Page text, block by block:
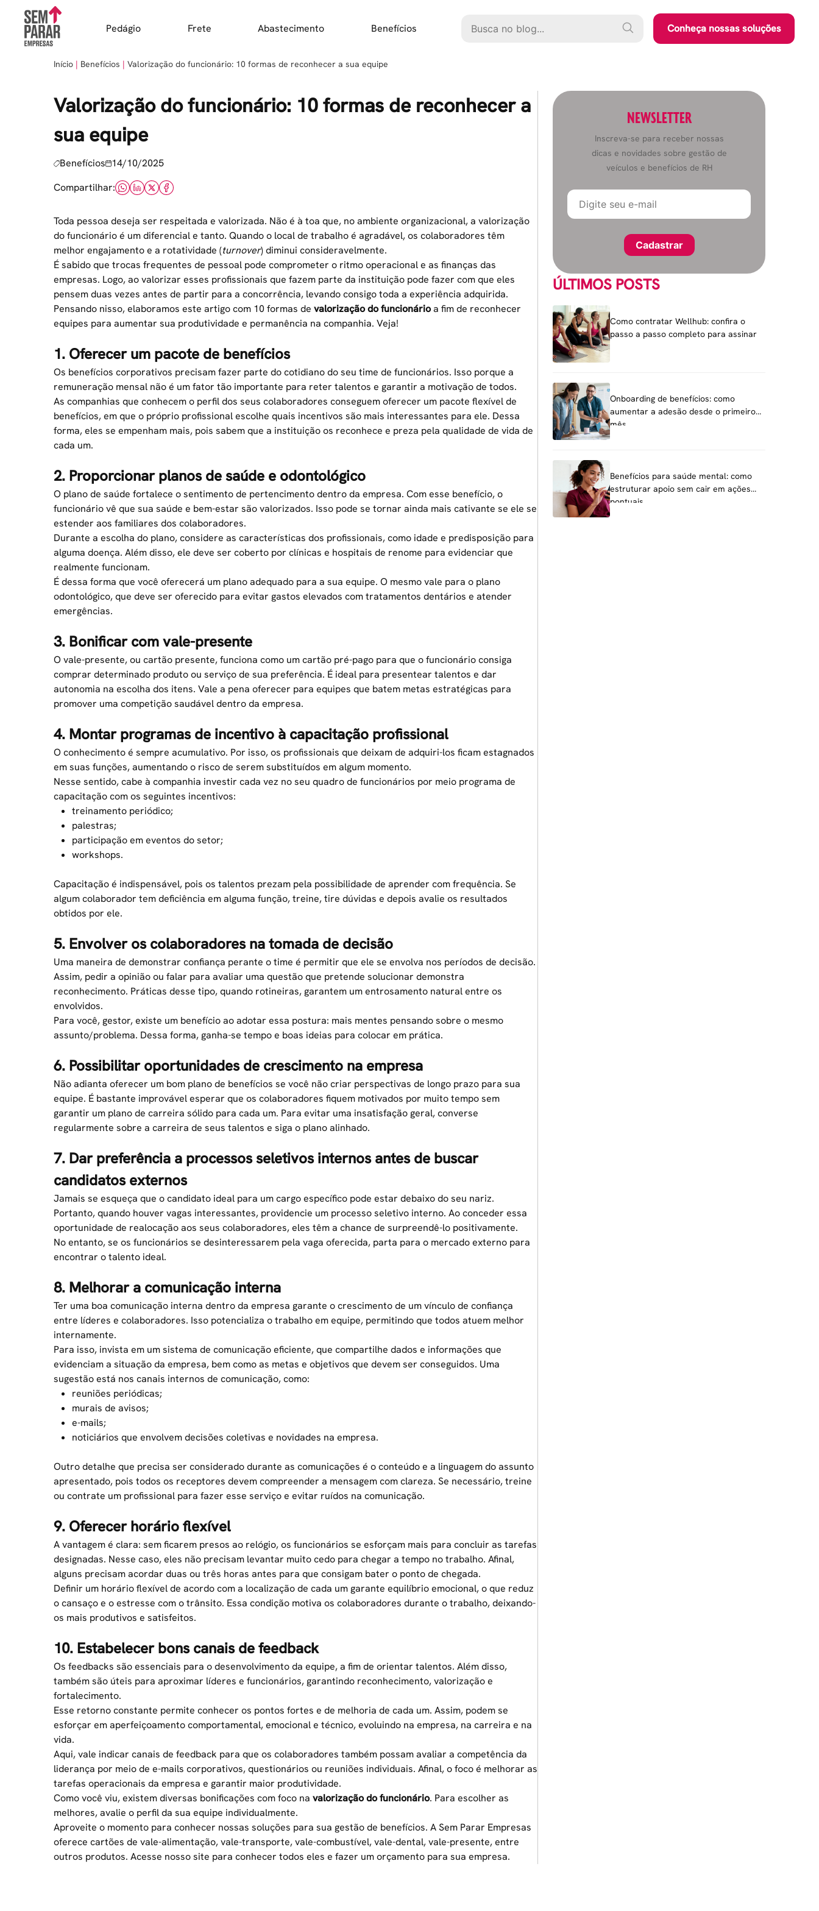
content
Pedágio Frete Abastecimento Benefícios Conheça nossas soluções
Início Benefícios Valorização do funcionário: 10 formas de reconhecer a sua equipe
Valorização do funcionário: 10 formas de reconhecer a
sua equipe
Benefícios 14/10/2025
Compartilhar:
Toda pessoa deseja ser respeitada e valorizada. Não é à toa que, no ambiente organizacional, a valorização
do funcionário é um diferencial e tanto. Quando o local de trabalho é agradável, os colaboradores têm
melhor engajamento e a rotatividade (turnover) diminui consideravelmente.
É sabido que trocas frequentes de pessoal pode comprometer o ritmo operacional e as finanças das
empresas. Logo, ao valorizar esses profissionais que fazem parte da instituição pode fazer com que eles
pensem duas vezes antes de partir para a concorrência, levando consigo toda a experiência adquirida.
Pensando nisso, elaboramos este artigo com 10 formas de valorização do funcionárioa fim de reconhecer
equipes para aumentar sua produtividade e permanência na companhia. Veja!
1. Oferecer um pacote de benefícios
Os benefícios corporativos precisam fazer parte do cotidiano do seu time de funcionários. Isso porque a
remuneração mensal não é um fator tão importante para reter talentos e garantir a motivação de todos.
As companhias que conhecem o perfil dos seus colaboradores conseguem oferecer um pacote flexível de
benefícios, em que o próprio profissional escolhe quais incentivos são mais interessantes para ele. Dessa
forma, eles se empenham mais, pois sabem que a instituição os reconhece e preza pela qualidade de vida de
cada um.
2. Proporcionar planos de saúde e odontológico
O plano de saúde fortalece o sentimento de pertencimento dentro da empresa. Com esse benefício, o
funcionário vê que sua saúde e bem-estar são valorizados. Isso pode se tornar ainda mais cativante se ele se
estender aos familiares dos colaboradores.
Durante a escolha do plano, considere as características dos profissionais, como idade e predisposição para
alguma doença. Além disso, ele deve ser coberto por clínicas e hospitais de renome para evidenciar que
realmente funcionam.
É dessa forma que você oferecerá um plano adequado para a sua equipe. O mesmo vale para o plano
odontológico, que deve ser oferecido para evitar gastos elevados com tratamentos dentários e atender
emergências.
3. Bonificar com vale-presente
O vale-presente, ou cartão presente, funciona como um cartão pré-pago para que o funcionário consiga
comprar determinado produto ou serviço de sua preferência. É ideal para presentear talentos e dar
autonomia na escolha dos itens. Vale a pena oferecer para equipes que batem metas estratégicas para
promover uma competição saudável dentro da empresa.
4. Montar programas de incentivo à capacitação profissional
O conhecimento é sempre acumulativo. Por isso, os profissionais que deixam de adquiri-los ficam estagnados
em suas funções, aumentando o risco de serem substituídos em algum momento.
Nesse sentido, cabe à companhia investir cada vez no seu quadro de funcionários por meio programa de
capacitação com os seguintes incentivos:
treinamento periódico;
palestras;
participação em eventos do setor;
workshops.
Capacitação é indispensável, pois os talentos prezam pela possibilidade de aprender com frequência. Se
algum colaborador tem deficiência em alguma função, treine, tire dúvidas e depois avalie os resultados
obtidos por ele.
5. Envolver os colaboradores na tomada de decisão
Uma maneira de demonstrar confiança perante o time é permitir que ele se envolva nos períodos de decisão.
Assim, pedir a opinião ou falar para avaliar uma questão que pretende solucionar demonstra
reconhecimento. Práticas desse tipo, quando rotineiras, garantem um entrosamento natural entre os
envolvidos.
Para você, gestor, existe um benefício ao adotar essa postura: mais mentes pensando sobre o mesmo
assunto/problema. Dessa forma, ganha-se tempo e boas ideias para colocar em prática.
6. Possibilitar oportunidades de crescimento na empresa
Não adianta oferecer um bom plano de benefícios se você não criar perspectivas de longo prazo para sua
equipe. É bastante improvável esperar que os colaboradores fiquem motivados por muito tempo sem
garantir um plano de carreira sólido para cada um. Para evitar uma insatisfação geral, converse
regularmente sobre a carreira de seus talentos e siga o plano alinhado.
7. Dar preferência a processos seletivos internos antes de buscar
candidatos externos
Jamais se esqueça que o candidato ideal para um cargo específico pode estar debaixo do seu nariz.
Portanto, quando houver vagas interessantes, providencie um processo seletivo interno. Ao conceder essa
oportunidade de realocação aos seus colaboradores, eles têm a chance de surpreendê-lo positivamente.
No entanto, se os funcionários se desinteressarem pela vaga oferecida, parta para o mercado externo para
encontrar o talento ideal.
8. Melhorar a comunicação interna
Ter uma boa comunicação interna dentro da empresa garante o crescimento de um vínculo de confiança
entre líderes e colaboradores. Isso potencializa o trabalho em equipe, permitindo que todos atuem melhor
internamente.
Para isso, invista em um sistema de comunicação eficiente, que compartilhe dados e informações que
evidenciam a situação da empresa, bem como as metas e objetivos que devem ser conseguidos. Uma
sugestão está nos canais internos de comunicação, como:
reuniões periódicas;
murais de avisos;
e-mails;
noticiários que envolvem decisões coletivas e novidades na empresa.
Outro detalhe que precisa ser considerado durante as comunicações é o conteúdo e a linguagem do assunto
apresentado, pois todos os receptores devem compreender a mensagem com clareza. Se necessário, treine
ou contrate um profissional para fazer esse serviço e evitar ruídos na comunicação.
9. Oferecer horário flexível
A vantagem é clara: sem ficarem presos ao relógio, os funcionários se esforçam mais para concluir as tarefas
designadas. Nesse caso, eles não precisam levantar muito cedo para chegar a tempo no trabalho. Afinal,
alguns precisam acordar duas ou três horas antes para que consigam bater o ponto de chegada.
Definir um horário flexível de acordo com a localização de cada um garante equilíbrio emocional, o que reduz
o cansaço e o estresse com o trânsito. Essa condição motiva os colaboradores durante o trabalho, deixando-
os mais produtivos e satisfeitos.
10. Estabelecer bons canais de feedback
Os feedbacks são essenciais para o desenvolvimento da equipe, a fim de orientar talentos. Além disso,
também são úteis para aproximar líderes e funcionários, garantindo reconhecimento, valorização e
fortalecimento.
Esse retorno constante permite conhecer os pontos fortes e de melhoria de cada um. Assim, podem se
esforçar em aperfeiçoamento comportamental, emocional e técnico, evoluindo na empresa, na carreira e na
vida.
Aqui, vale indicar canais de feedback para que os colaboradores também possam avaliar a competência da
liderança por meio de e-mails corporativos, questionários ou reuniões individuais. Afinal, o foco é melhorar as
tarefas operacionais da empresa e garantir maior produtividade.
Como você viu, existem diversas bonificações com foco na valorização do funcionário. Para escolher as
melhores, avalie o perfil da sua equipe individualmente.
Aproveite o momento para conhecer nossas soluções para sua gestão de benefícios. A Sem Parar Empresas
oferece cartões de vale-alimentação, vale-transporte, vale-combustível, vale-dental, vale-presente, entre
outros produtos. Acesse nosso site para conhecer todos eles e fazer um orçamento para sua empresa.
NEWSLETTER
Inscreva-se para receber nossas
dicas e novidades sobre gestão de
veículos e benefícios de RH
ÚLTIMOS POSTS
Como contratar Wellhub: confira o
passo a passo completo para assinar
Onboarding de benefícios: como
aumentar a adesão desde o primeiro
mês
Benefícios para saúde mental: como
estruturar apoio sem cair em ações
pontuais